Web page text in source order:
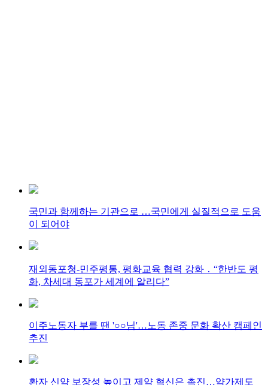
국민과 함께하는 기관으로 …국민에게 실질적으로 도움
이 되어야
재외동포청-민주평통, 평화교육 협력 강화 ․ “한반도 평
화, 차세대 동포가 세계에 알리다”
이주노동자 부를 땐 '○○님'…노동 존중 문화 확산 캠페인
추진
환자 신약 보장성 높이고 제약 혁신은 촉진…약가제도